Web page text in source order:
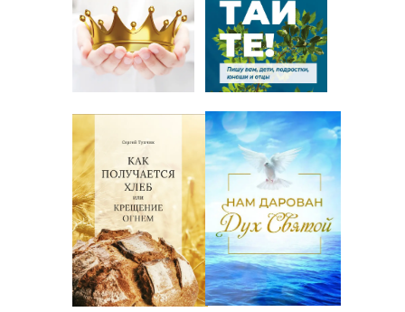
Новости
Проповедь-Аудио
Проповедь-Видео
Размышления
Семинар "Второе
Пришествие ИХ"
Семинары Для Лидеров/
Служителей
Слово Из Слова
Служение